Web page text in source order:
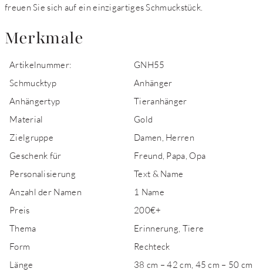
freuen Sie sich auf ein einzigartiges Schmuckstück.
Merkmale
Artikelnummer:
GNH55
Schmucktyp
Anhänger
Anhängertyp
Tieranhänger
Material
Gold
Zielgruppe
Damen, Herren
Geschenk für
Freund, Papa, Opa
Personalisierung
Text & Name
Anzahl der Namen
1 Name
Preis
200€+
Thema
Erinnerung, Tiere
Form
Rechteck
Länge
38 cm – 42 cm, 45 cm – 50 cm